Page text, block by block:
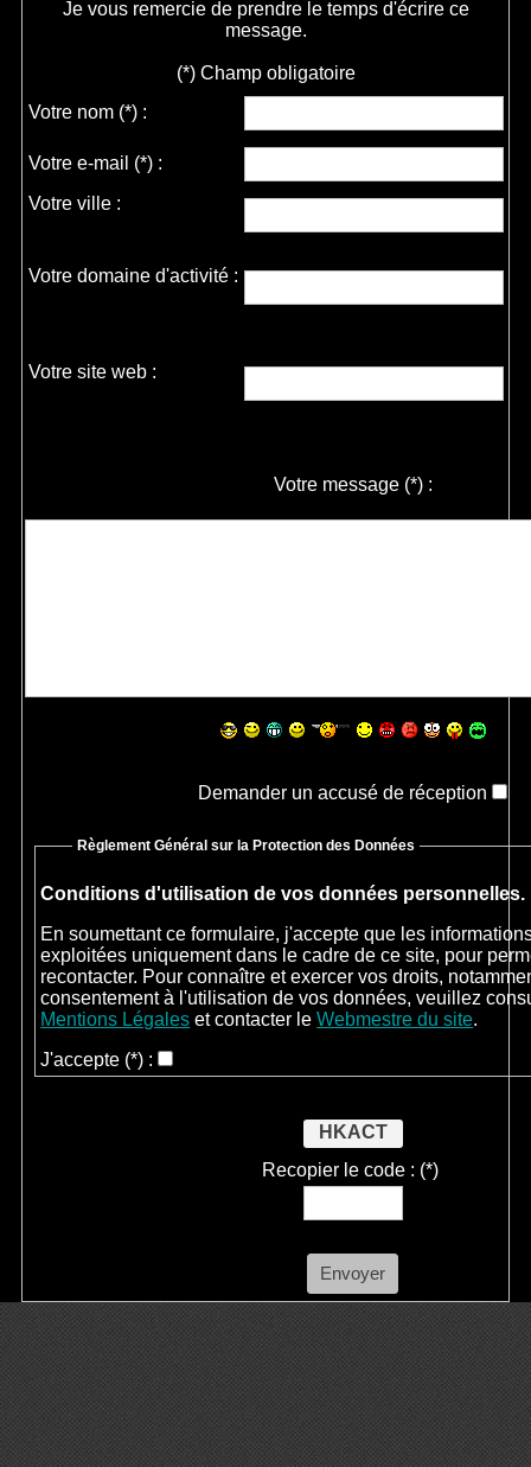
Je vous remercie de prendre le temps d'écrire ce
message.
(*) Champ obligatoire
Votre nom (*):
Votre e-mail (*):
Votre ville :
Votre domaine d'activité :
Votre site web :
Votre message (*):
Demander un accusé de réception
Règlement Général sur la Protection des Données
Conditions d'utilisation de vos données personnelles.
En soumettant ce formulaire, j'accepte que les
exploitées uniquement dans le cadre de ce site, pour
recontacter. Pour connaître et exercer vos droits,
consentement à l'utilisation de vos données, veuillez
Mentions Légales et contacter leWebmestre du site.
J'accepte (*) :
HKACT
Recopier le code : (*)
Envoyer